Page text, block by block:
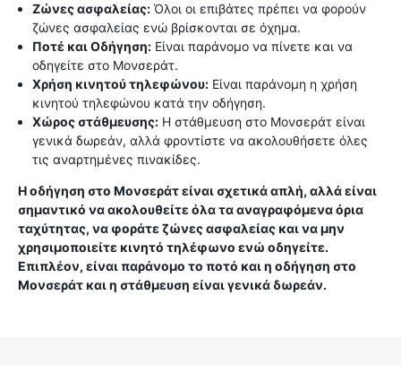
Ζώνες ασφαλείας: Όλοι οι επιβάτες πρέπει να φορούν
ζώνες ασφαλείας ενώ βρίσκονται σε όχημα.
Ποτέ και Οδήγηση: Είναι παράνομο να πίνετε και να
οδηγείτε στο Μονσεράτ.
Χρήση κινητού τηλεφώνου: Είναι παράνομη η χρήση
κινητού τηλεφώνου κατά την οδήγηση.
Χώρος στάθμευσης: Η στάθμευση στο Μονσεράτ είναι
γενικά δωρεάν, αλλά φροντίστε να ακολουθήσετε όλες
τις αναρτημένες πινακίδες.
Η οδήγηση στο Μονσεράτ είναι σχετικά απλή, αλλά είναι
σημαντικό να ακολουθείτε όλα τα αναγραφόμενα όρια
ταχύτητας, να φοράτε ζώνες ασφαλείας και να μην
χρησιμοποιείτε κινητό τηλέφωνο ενώ οδηγείτε.
Επιπλέον, είναι παράνομο το ποτό και η οδήγηση στο
Μονσεράτ και η στάθμευση είναι γενικά δωρεάν.